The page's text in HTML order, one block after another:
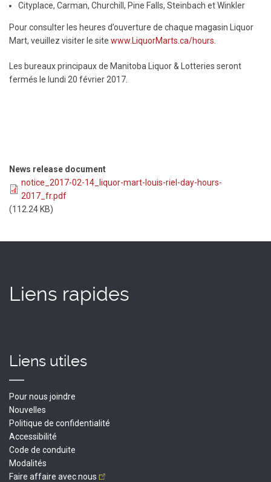
Cityplace, Carman, Churchill, Pine Falls, Steinbach et Winkler
Pour consulter les heures d’ouverture de chaque magasin Liquor
Mart, veuillez visiter le site www.LiquorMarts.ca/hours
Les bureaux principaux de Manitoba Liquor & Lotteries seront
fermés le lundi 20 février 2017.
News release document
notice_2017-02-14_liquor-mart-louis-riel-day-hours-
2017_fr.pdf
(112.24 KB)
Liens rapides
Liens utiles
Pour nous joindre
Nouvelles
Politique de confidentialité
Accessibilité
Code de conduite
Modalités
Faire affaire avecnous